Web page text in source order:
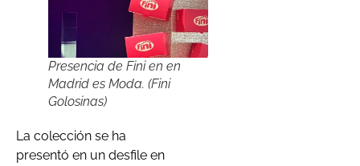
Presencia de Fini en en
Madrid es Moda. (Fini
Golosinas)
La colección se ha
presentó en un desfile en